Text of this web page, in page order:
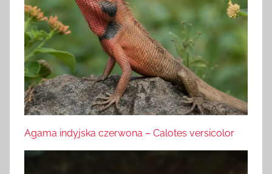
Agama indyjska czerwona – Calotes versicolor